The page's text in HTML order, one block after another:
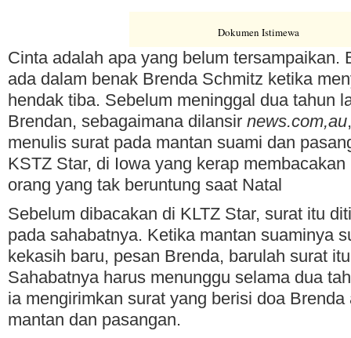
Dokumen Istimewa
Cinta adalah apa yang belum tersampaikan.
ada dalam benak Brenda Schmitz ketika
hendak tiba. Sebelum meninggal dua tahun
Brendan, sebagaimana dilansir news.com,au
menulis surat pada mantan suami dan
KSTZ Star, di Iowa yang kerap
orang yang tak beruntung saat Natal
Sebelum dibacakan di KLTZ Star, surat itu
pada sahabatnya. Ketika mantan suaminya
kekasih baru, pesan Brenda, barulah surat
Sahabatnya harus menunggu selama dua
ia mengirimkan surat yang berisi doa
mantan dan pasangan.